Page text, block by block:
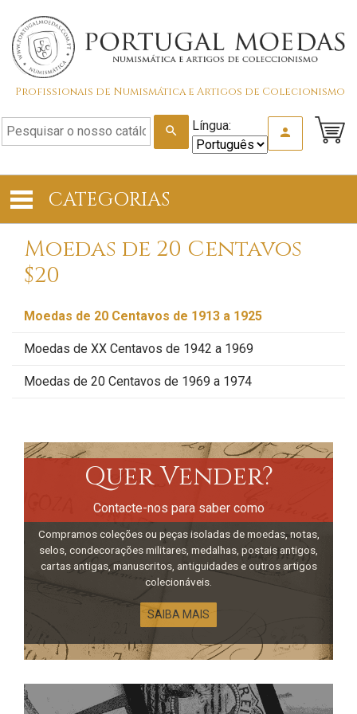
Profissionais de Numismática e Artigos de Colecionismo
search Língua: person
CATEGORIAS
Moedas de 20 Centavos
$20
Moedas de 20 Centavos de 1913 a 1925
Moedas de XX Centavos de 1942 a 1969
Moedas de 20 Centavos de 1969 a 1974
Quer Vender?
Contacte-nos para saber como
Compramos coleções ou peças isoladas de moedas, notas,
selos, condecorações militares, medalhas, postais antigos,
cartas antigas, manuscritos, antiguidades e outros artigos
colecionáveis.
SAIBA MAIS